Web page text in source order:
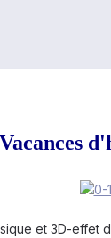
Vacances
et 3D-effet